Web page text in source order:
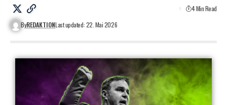
ByREDAKTIONLast updated: 22. Mai 2026
4 Min Read